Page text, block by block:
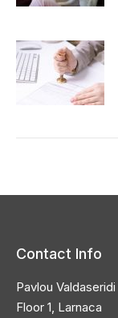
Contact Info
Pavlou Valdaseridi
Floor 1, Larnaca